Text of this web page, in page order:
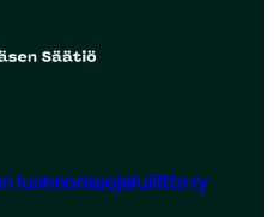
luonnonsuojeluliitto ry